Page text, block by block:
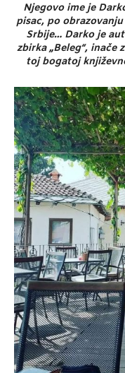
Njegovo ime je
pisac, po
Srbije… Darko je
zbirka „Beleg“, inače
toj bogatoj